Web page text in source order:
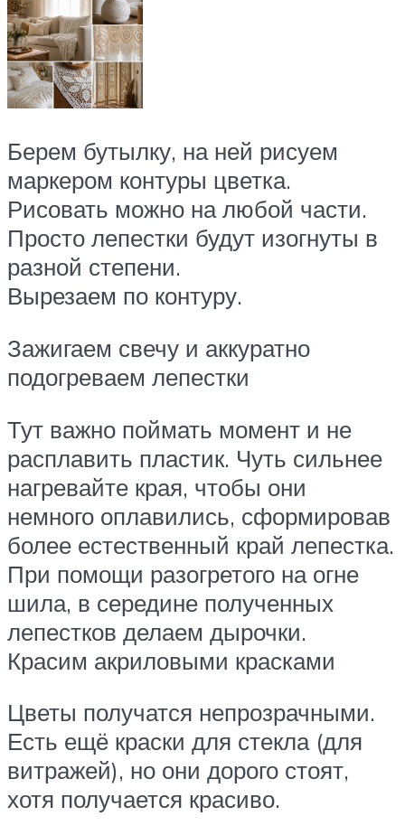
Берем бутылку, на ней рисуем
маркером контуры цветка.
Рисовать можно на любой части.
Просто лепестки будут изогнуты в
разной степени.
Вырезаем по контуру.
Зажигаем свечу и аккуратно
подогреваем лепестки
Тут важно поймать момент и не
расплавить пластик. Чуть сильнее
нагревайте края, чтобы они
немного оплавились, сформировав
более естественный край лепестка.
При помощи разогретого на огне
шила, в середине полученных
лепестков делаем дырочки.
Красим акриловыми красками
Цветы получатся непрозрачными.
Есть ещё краски для стекла (для
витражей), но они дорого стоят,
хотя получается красиво.